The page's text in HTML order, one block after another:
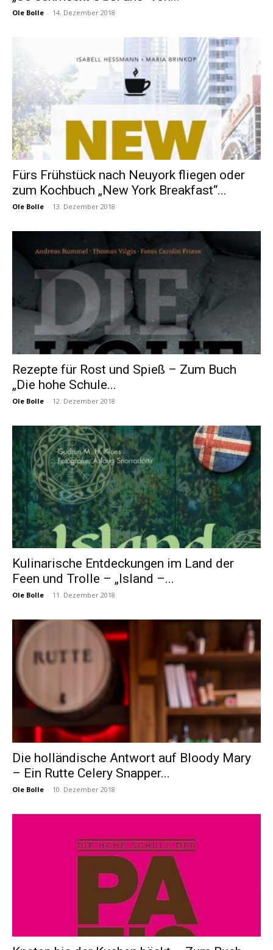
Ole Bolle - 14. Dezember 2018
Fürs Frühstück nach Neuyork fliegen oder
zum Kochbuch „New York Breakfast“...
Ole Bolle - 13. Dezember 2018
Rezepte für Rost und Spieß – Zum Buch
„Die hohe Schule...
Ole Bolle - 12. Dezember 2018
Kulinarische Entdeckungen im Land der
Feen und Trolle – „Island –...
Ole Bolle - 11. Dezember 2018
Die holländische Antwort auf Bloody Mary
– Ein Rutte Celery Snapper...
Ole Bolle - 10. Dezember 2018